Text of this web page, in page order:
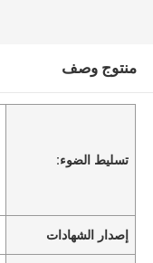
منتوج وصف
تسليط الضوء:
إصدار الشهادات